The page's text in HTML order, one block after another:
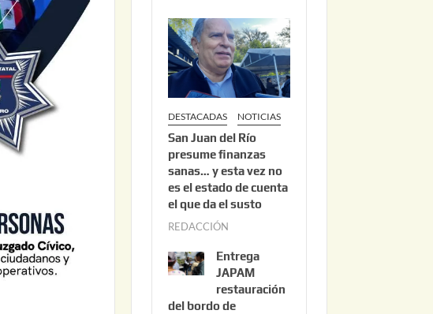
DESTACADAS NOTICIAS
San Juan del Río
presume finanzas
sanas… y esta vez no
es el estado de cuenta
el que da el susto
REDACCIÓN
o
s
t
Entrega
JAPAM
restauración
del bordo de